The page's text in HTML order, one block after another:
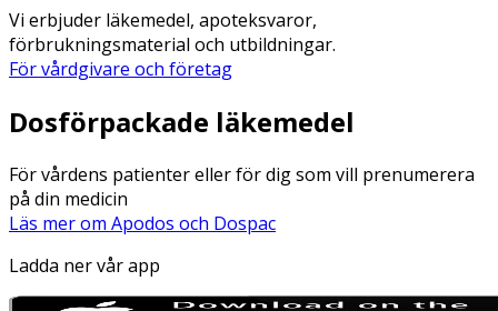
Vi erbjuder läkemedel, apoteksvaror,
förbrukningsmaterial och utbildningar.
För vårdgivare och företag
Dosförpackade läkemedel
För vårdens patienter eller för dig som vill prenumerera
på din medicin
Läs mer om Apodos och Dospac
Ladda ner vår app